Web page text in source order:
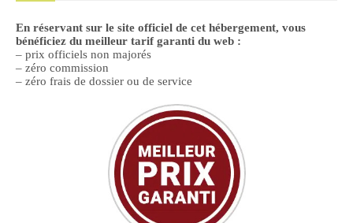
En réservant sur le site officiel de cet hébergement, vous
bénéficiez du meilleur tarif garanti du web :
– prix officiels non majorés
– zéro commission
– zéro frais de dossier ou de service